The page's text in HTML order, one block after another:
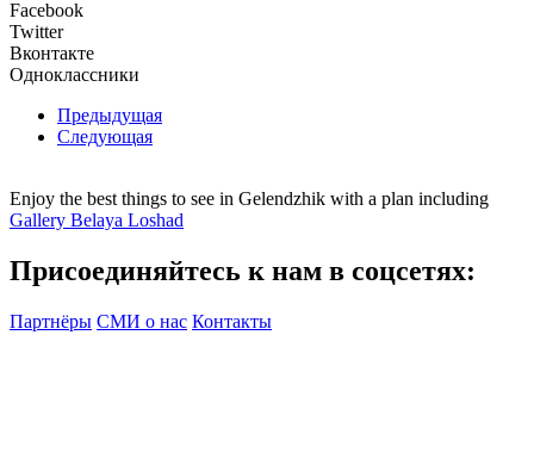
Facebook
Twitter
Вконтакте
Одноклассники
Предыдущая
Следующая
Enjoy the best things to see in Gelendzhik with a plan including
Gallery Belaya Loshad
Присоединяйтесь к нам в соцсетях:
Партнёры СМИ о нас Контакты